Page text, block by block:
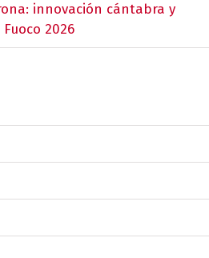
innovación cántabra y
2026